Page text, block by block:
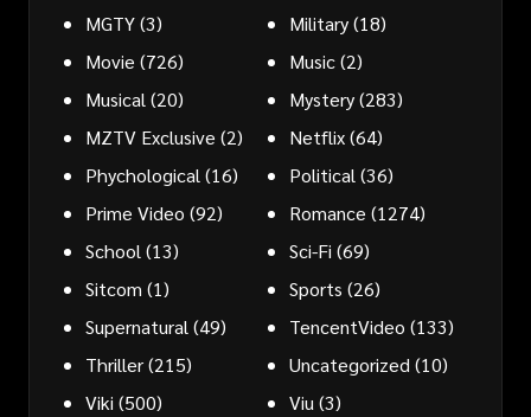
MGTY(3) Military(18)
Movie (726) Music(2)
Musical(20) Mystery(283)
MZTV Exclusive (2) Netflix(64)
Phychological(16) Political(36)
Prime Video (92) Romance (1274)
School(13) Sci-Fi (69)
Sitcom (1) Sports (26)
Supernatural(49) TencentVideo (133)
Thriller(215) Uncategorized(10)
Viki (500) Viu(3)